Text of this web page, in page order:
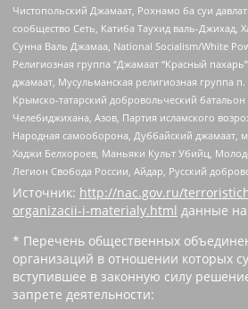
Чистопольский Джамаат, Рохнамо ба суи
сообщество Сеть, Катиба Таухид валь-
Сунна Валь Джамаа, National Socialism/White
Религиозная группа “Джамаат “Красный
джамаат, Мусульманская религиозная группа
Крымско-татарский добровольческий
Челебиджихана, Азов, Партия исламского
Народная самооборона, Дуббайский джамаат,
Хаджи Белхороев, Маньяки Культ Убийц,
Легион Свобода России, Айдар, Русский
Источник: http://nac.gov.ru/
organizacii-i-materialy.html данные на
* Перечень общественных
организаций в отношении которых
вступившее в законную силу
запрете деятельности: